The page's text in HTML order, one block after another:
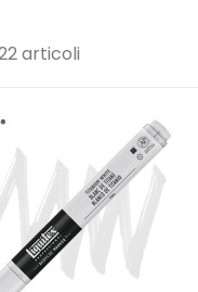
articoli